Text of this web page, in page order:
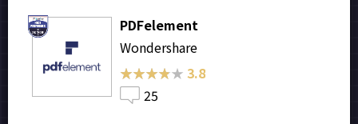
PDFelement
Wondershare
★★★★★
★★★★★ 3.8
25